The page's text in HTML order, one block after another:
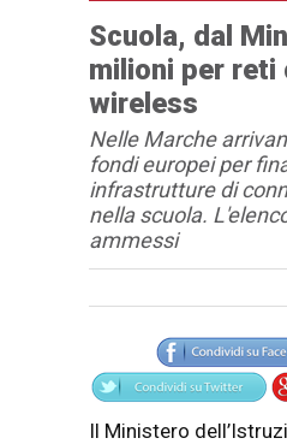
Scuola, dal
milioni per reti
wireless
Nelle Marche
fondi europei per
infrastrutture di
nella scuola.
ammessi
Articolo
Testo articolo principale
Il Ministero